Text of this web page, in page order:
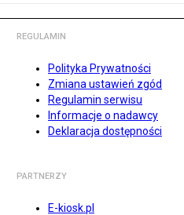
REGULAMIN
Polityka Prywatności
Zmiana ustawień zgód
Regulamin serwisu
Informacje o nadawcy
Deklaracja dostępności
PARTNERZY
E-kiosk.pl